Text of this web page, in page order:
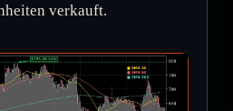
verkauft.